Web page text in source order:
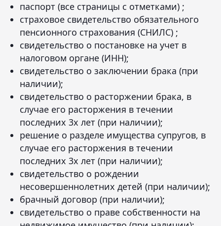
паспорт (все страницы с отметками) ;
страховое свидетельство обязательного
пенсионного страхования (СНИЛС) ;
свидетельство о постановке на учет в
налоговом органе (ИНН);
свидетельство о заключении брака (при
наличии);
свидетельство о расторжении брака, в
случае его расторжения в течении
последних 3х лет (при наличии);
решение о разделе имущества супругов, в
случае его расторжения в течении
последних 3х лет (при наличии);
свидетельство о рождении
несовершеннолетних детей (при наличии);
брачный договор (при наличии);
свидетельство о праве собственности на